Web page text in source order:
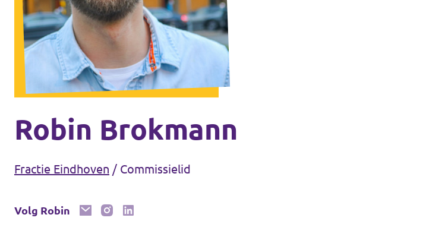
Eindhoven
Tilburg
... alle gemeentes
Agenda
Steun Volt Brabant
Robin Brokmann
Fractie Eindhoven / Commissielid
Volg Robin